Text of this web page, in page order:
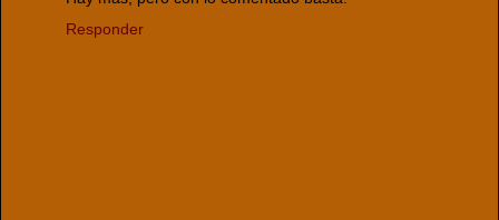
Responder